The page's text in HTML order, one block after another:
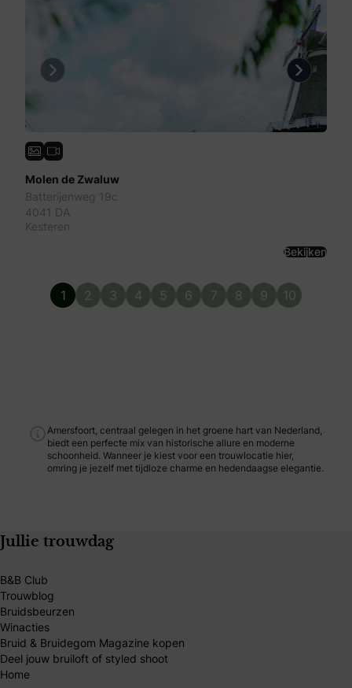
Previous Next
Molen de Zwaluw
Batterijenweg 19c
4041 DA
Kesteren
Bekijken
1 2 3 4 5 6 7 8 9 10
Amersfoort, centraal gelegen in het groene hart van Nederland,
biedt een perfecte mix van historische allure en moderne
schoonheid. Wanneer je kiest voor een trouwlocatie hier,
omring je jezelf met tijdloze charme en hedendaagse elegantie.
Jullie trouwdag
B&B Club
Trouwblog
Bruidsbeurzen
Winacties
Bruid & Bruidegom Magazine kopen
Deel jouw bruiloft of styled shoot
Home